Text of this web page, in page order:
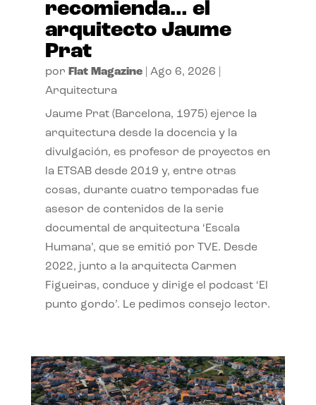
recomienda… el
arquitecto Jaume
Prat
por Flat Magazine| Ago 6, 2026
Arquitectura
Jaume Prat (Barcelona, 1975) ejerce la
arquitectura desde la docencia y la
divulgación, es profesor de proyectos en
la ETSAB desde 2019 y, entre otras
cosas, durante cuatro temporadas fue
asesor de contenidos de la serie
documental de arquitectura ‘Escala
Humana’, que se emitió por TVE. Desde
2022, junto a la arquitecta Carmen
Figueiras, conduce y dirige el podcast ‘El
punto gordo’. Le pedimos consejo lector.